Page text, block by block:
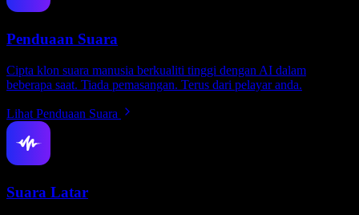
Penduaan Suara
Cipta klon suara manusia berkualiti tinggi dengan AI dalam
beberapa saat. Tiada pemasangan. Terus dari pelayar anda.
Lihat Penduaan Suara
Suara Latar